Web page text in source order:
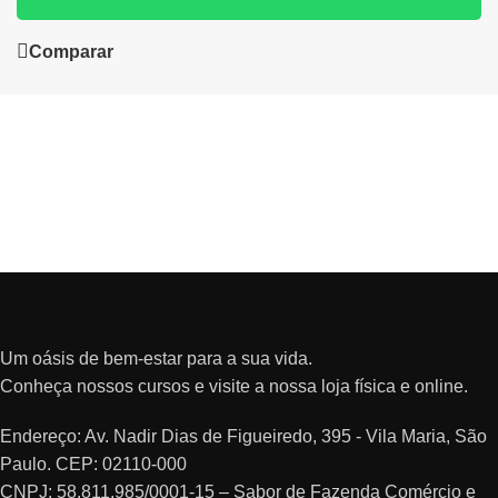
Comparar
Um oásis de bem-estar para a sua vida.
Conheça nossos cursos e visite a nossa loja física e online.
Endereço: Av. Nadir Dias de Figueiredo, 395 - Vila Maria, São
Paulo. CEP: 02110-000
CNPJ: 58.811.985/0001-15 – Sabor de Fazenda Comércio e